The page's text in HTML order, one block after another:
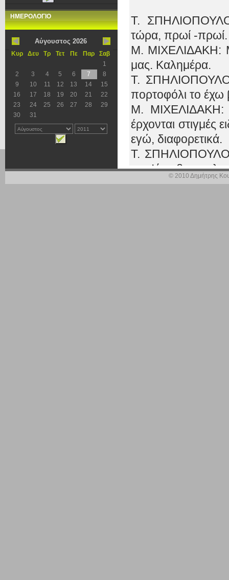
ΗΜΕΡΟΛΟΓΙΟ
Αύγουστος 2026
Κυρ Δευ Τρ Τετ Πε Παρ
Σαβ
1
2
3 4 5 6 7
8
9
10 11 12 13 14
15
16
17 18 19 20 21
22
23
24 25 26 27 28
29
30
31
Τ.
τώρα, πρωί -πρωί.
Μ. ΜΙΧΕΛΙΔΑΚΗ:
μας. Καλημέρα.
Τ.
πορτοφόλι το έχω
Μ. ΜΙΧΕΛΙΔΑΚΗ:
έρχονται στιγμές
εγώ, διαφορετικά.
Τ.
τον Ιάκωβο
Μ. ΜΙΧΕΛΙΔΑΚΗ:
© 2010 Δημήτρης